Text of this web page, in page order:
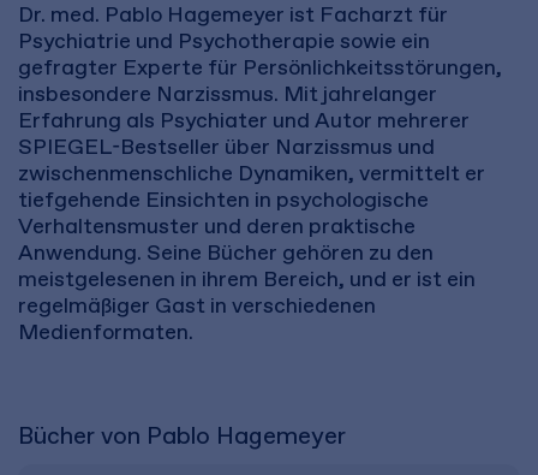
Dr. med. Pablo Hagemeyer ist Facharzt für
Psychiatrie und Psychotherapie sowie ein
gefragter Experte für Persönlichkeitsstörungen,
insbesondere Narzissmus. Mit jahrelanger
Erfahrung als Psychiater und Autor mehrerer
SPIEGEL-Bestseller über Narzissmus und
zwischenmenschliche Dynamiken, vermittelt er
tiefgehende Einsichten in psychologische
Verhaltensmuster und deren praktische
Anwendung. Seine Bücher gehören zu den
meistgelesenen in ihrem Bereich, und er ist ein
regelmäßiger Gast in verschiedenen
Medienformaten.
Bücher von Pablo Hagemeyer